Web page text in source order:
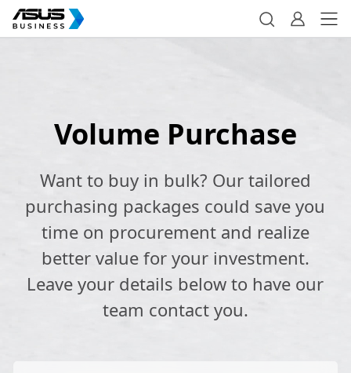
Volume Purchase
Want to buy in bulk? Our tailored
purchasing packages could save you
time on procurement and realize
better value for your investment.
Leave your details below to have our
team contact you.